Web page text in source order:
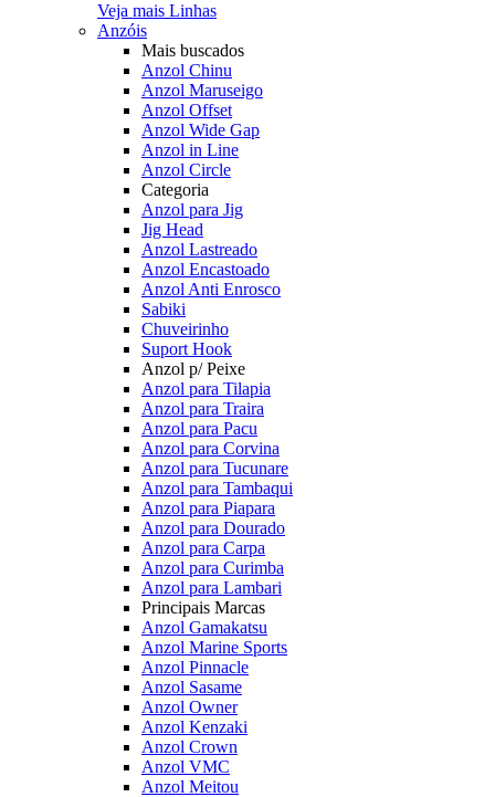
Veja mais Linhas
Anzóis
Mais buscados
Anzol Chinu
Anzol Maruseigo
Anzol Offset
Anzol Wide Gap
Anzol in Line
Anzol Circle
Categoria
Anzol para Jig
Jig Head
Anzol Lastreado
Anzol Encastoado
Anzol Anti Enrosco
Sabiki
Chuveirinho
Suport Hook
Anzol p/ Peixe
Anzol para Tilapia
Anzol para Traira
Anzol para Pacu
Anzol para Corvina
Anzol para Tucunare
Anzol para Tambaqui
Anzol para Piapara
Anzol para Dourado
Anzol para Carpa
Anzol para Curimba
Anzol para Lambari
Principais Marcas
Anzol Gamakatsu
Anzol Marine Sports
Anzol Pinnacle
Anzol Sasame
Anzol Owner
Anzol Kenzaki
Anzol Crown
Anzol VMC
Anzol Meitou